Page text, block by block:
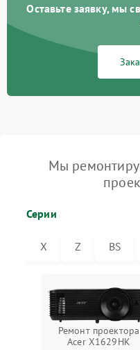
Оставьте заявку, мы
Мы
Серии
X Z BS
Ремонт проектора
Acer X1629HK